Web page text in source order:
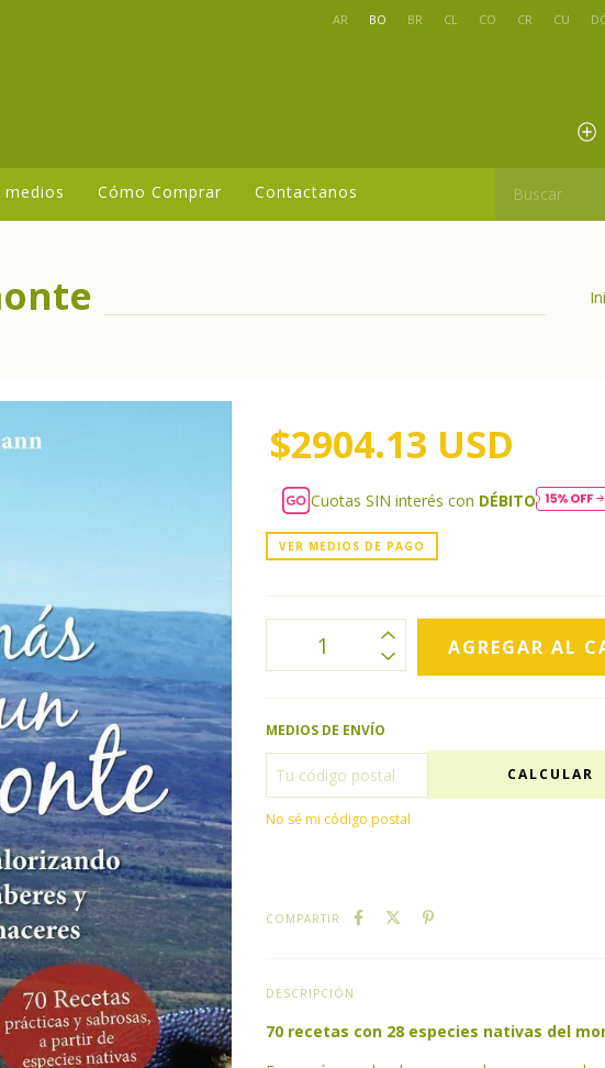
AR BO BR CL CO CR CU
medios Cómo Comprar Contactanos
$2904.13 USD
Cuotas SIN interés con DÉBITO
VER MEDIOS DE PAGO
MEDIOS DE ENVÍO
CALCULAR
No sé mi código postal
COMPARTIR
DESCRIPCIÓN
70 recetas con 28 especies nativas del